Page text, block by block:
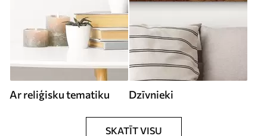
Ar reliģisku tematiku Dzīvnieki
SKATĪT VISU